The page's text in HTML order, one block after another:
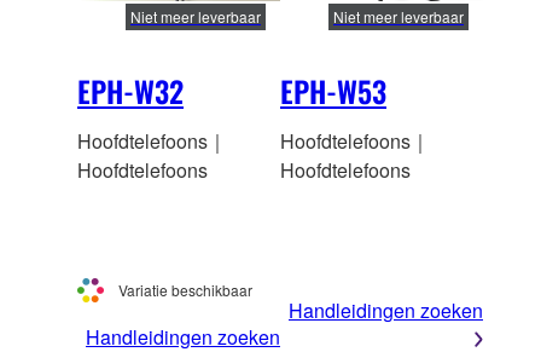
EPH-W32
Niet meer leverbaar
Hoofdtelefoons｜
Hoofdtelefoons
Variatie beschikbaar
Handleidingen zoeken
EPH-W53
Niet meer leverbaar
Hoofdtelefoons｜
Hoofdtelefoons
Handleidingen zoeken